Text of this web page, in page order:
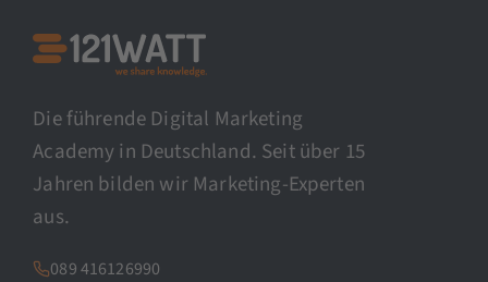
Die führende Digital Marketing
Academy in Deutschland. Seit über 15
Jahren bilden wir Marketing-Experten
aus.
089 416126990